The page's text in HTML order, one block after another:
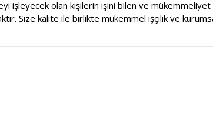
işleyecek olan kişilerin işini bilen ve
Size kalite ile birlikte mükemmel işçilik ve